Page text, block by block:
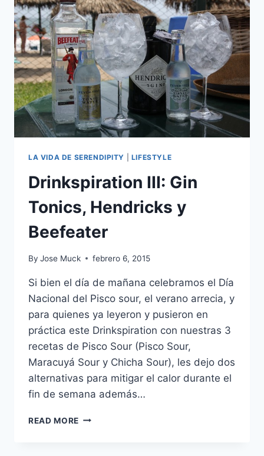
VALENTÍN,
MOSCOW
MULE
Y
VODKA
OLD
FASHIONED
LA VIDA DE SERENDIPITY LIFESTYLE
Drinkspiration III: Gin
Tonics, Hendricks y
Beefeater
By Jose Muck febrero 6, 2015
Si bien el día de mañana celebramos el Día
Nacional del Pisco sour, el verano arrecia, y
para quienes ya leyeron y pusieron en
práctica este Drinkspiration con nuestras 3
recetas de Pisco Sour (Pisco Sour,
Maracuyá Sour y Chicha Sour), les dejo dos
alternativas para mitigar el calor durante el
fin de semana además…
READ MORE DRINKSPIRATION